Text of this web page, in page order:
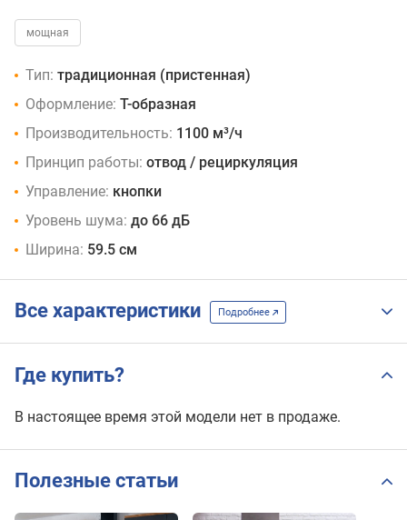
мощная
Тип: традиционная (пристенная)
Оформление: Т-образная
Производительность: 1100 м³/ч
Принцип работы: отвод / рециркуляция
Управление: кнопки
Уровень шума: до 66 дБ
Ширина: 59.5 см
Все характеристики Подробнее
Где купить?
В настоящее время этой модели нет в продаже.
Полезные статьи